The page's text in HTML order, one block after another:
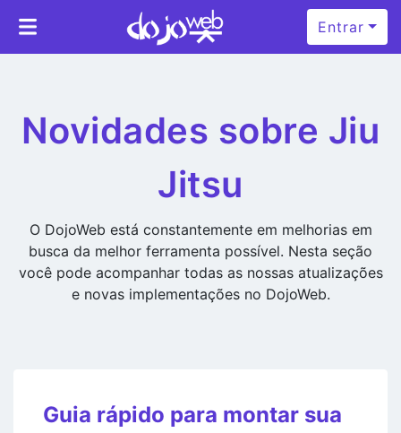
Entrar
Novidades sobre Jiu
Jitsu
O DojoWeb está constantemente em melhorias em
busca da melhor ferramenta possível. Nesta seção
você pode acompanhar todas as nossas atualizações
e novas implementações no DojoWeb.
Guia rápido para montar sua